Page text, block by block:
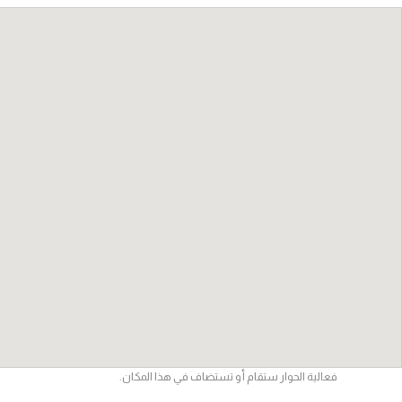
فعالية الحوار ستقام أو تستضاف في هذا المكان.